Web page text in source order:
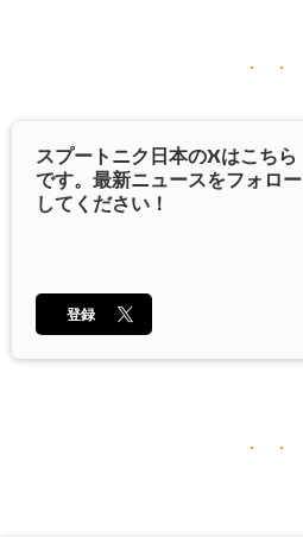
スプートニク日本のXはこちら
です。最新ニュースをフォロー
してください！
登録